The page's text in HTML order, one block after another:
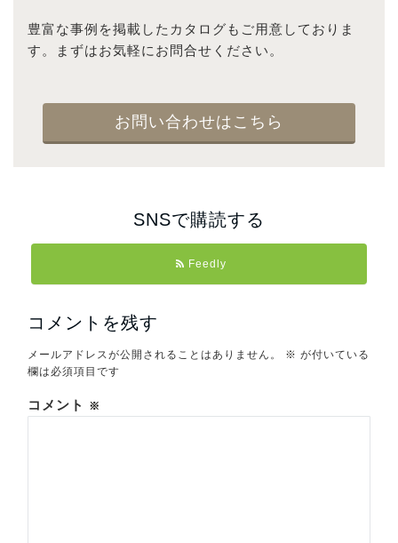
豊富な事例を掲載したカタログもご用意しておりま
す。まずはお気軽にお問合せください。
お問い合わせはこちら
SNSで購読する
Feedly
コメントを残す
メールアドレスが公開されることはありません。 ※ が付いている
欄は必須項目です
コメント ※